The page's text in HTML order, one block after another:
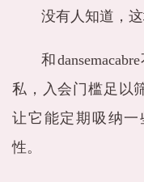
没有人知道，
和
私，入会门槛足以
让它能定期吸纳
性。